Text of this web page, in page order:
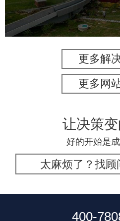
智能照明系统
更多解
更多网
让决策
好的开始是
太麻烦了？找
400-